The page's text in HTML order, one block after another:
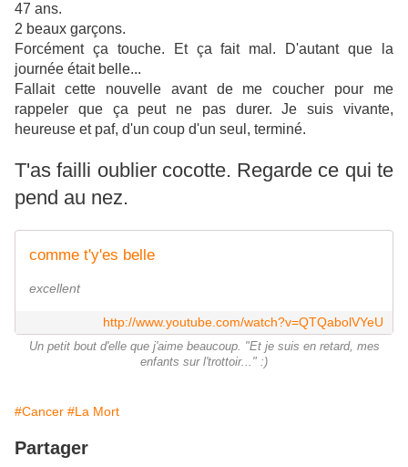
47 ans.
2 beaux garçons.
Forcément ça touche. Et ça fait mal. D'autant que la
journée était belle...
Fallait cette nouvelle avant de me coucher pour me
rappeler que ça peut ne pas durer. Je suis vivante,
heureuse et paf, d'un coup d'un seul, terminé.
T'as failli oublier cocotte. Regarde ce qui te
pend au nez.
comme t'y'es belle
excellent
http://www.youtube.com/watch?v=QTQabolVYeU
Un petit bout d'elle que j'aime beaucoup. "Et je suis en retard, mes
enfants sur l'trottoir..." :)
#Cancer #La Mort
Partager